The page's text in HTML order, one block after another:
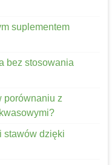
suplementem
bez stosowania
porównaniu z
stawów dzięki